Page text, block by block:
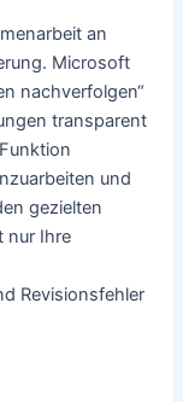
an
Microsoft
nachverfolgen“
transparent
und
gezielten
nur Ihre
Revisionsfehler